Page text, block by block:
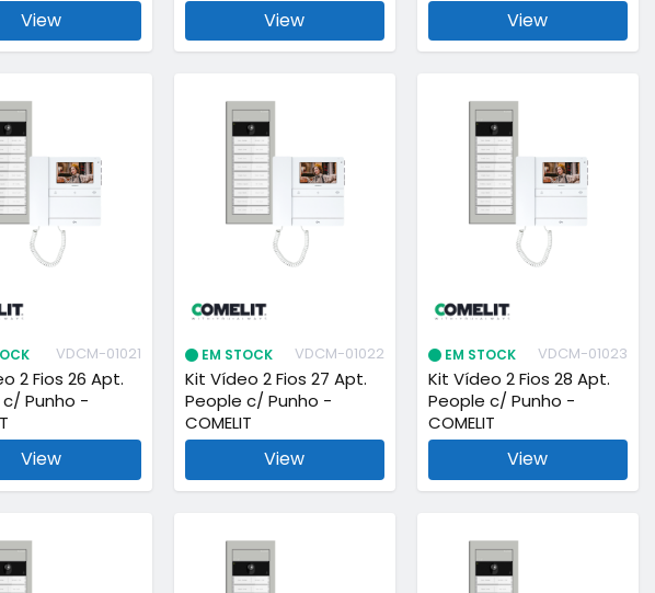
View View View
VDCM-01021
2 Fios 26 Apt.
Punho -
View
EM STOCK VDCM-01022
Kit Vídeo 2 Fios 27 Apt.
People c/ Punho -
COMELIT
View
EM STOCK VDCM-01023
Kit Vídeo 2 Fios 28 Apt.
People c/ Punho -
COMELIT
View